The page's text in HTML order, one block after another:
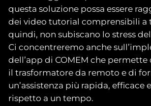
questa soluzione possa essere
dei video tutorial comprensibili a
quindi, non subiscano lo stress
Ci concentreremo anche
dell’app di COMEM che
il trasformatore da remoto e di
un’assistenza più rapida, efficace
rispetto a un tempo.